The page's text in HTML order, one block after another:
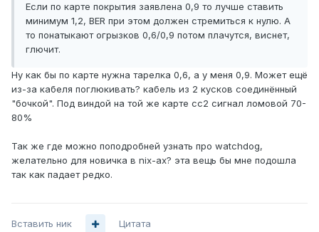
Если по карте покрытия заявлена 0,9 то лучше ставить
минимум 1,2, BER при этом должен стремиться к нулю. А
то понатыкают огрызков 0,6/0,9 потом плачутся, виснет,
глючит.
Ну как бы по карте нужна тарелка 0,6, а у меня 0,9. Может ещё
из-за кабеля поглюкивать? кабель из 2 кусков соединённый
"бочкой". Под виндой на той же карте сс2 сигнал ломовой 70-
80%
Так же где можно поподробней узнать про watchdog,
желательно для новичка в nix-ax? эта вещь бы мне подошла
так как падает редко.
Вставить ник Цитата